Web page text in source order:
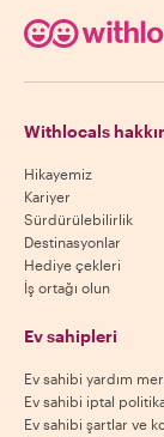
Withlocals
Hikayemiz
Kariyer
Sürdürülebilirlik
Destinasyonlar
Hediye çekleri
İş ortağı olun
Ev sahipleri
Ev sahibi yardım
Ev sahibi iptal
Ev sahibi şartlar ve